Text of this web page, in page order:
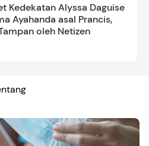
Kedekatan Alyssa Daguise
Ayahanda asal Prancis,
oleh Netizen